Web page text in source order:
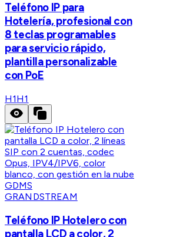
Teléfono IP para
Hotelería, profesional con
8 teclas programables
para servicio rápido,
plantilla personalizable
con PoE
H1H1
GRANDSTREAM
Teléfono IP Hotelero con
pantalla LCD a color, 2